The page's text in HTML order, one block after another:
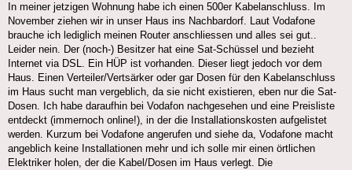
In meiner jetzigen Wohnung habe ich einen 500er Kabelanschluss. Im
November ziehen wir in unser Haus ins Nachbardorf. Laut Vodafone
brauche ich lediglich meinen Router anschliessen und alles sei gut..
Leider nein. Der (noch-) Besitzer hat eine Sat-Schüssel und bezieht
Internet via DSL. Ein HÜP ist vorhanden. Dieser liegt jedoch vor dem
Haus. Einen Verteiler/Vertsärker oder gar Dosen für den Kabelanschluss
im Haus sucht man vergeblich, da sie nicht existieren, eben nur die Sat-
Dosen. Ich habe daraufhin bei Vodafon nachgesehen und eine Preisliste
entdeckt (immernoch online!), in der die Installationskosten aufgelistet
werden. Kurzum bei Vodafone angerufen und siehe da, Vodafone macht
angeblich keine Installationen mehr und ich solle mir einen örtlichen
Elektriker holen, der die Kabel/Dosen im Haus verlegt. Die